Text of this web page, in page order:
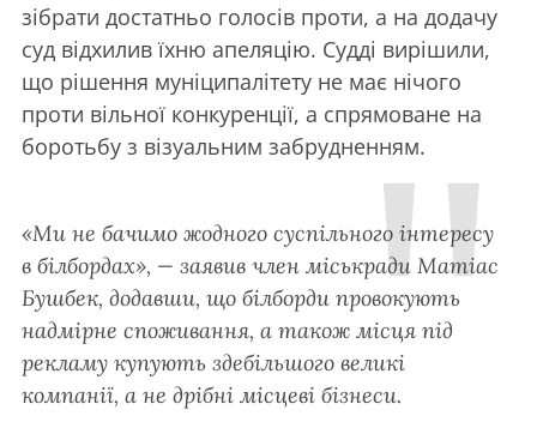
зібрати достатньо голосів проти, а на додачу
суд відхилив їхню апеляцію. Судді вирішили,
що рішення муніципалітету не має нічого
проти вільної конкуренції, а спрямоване на
боротьбу з візуальним забрудненням.
«Ми не бачимо жодного суспільного інтересу
в білбордах», — заявив член міськради Матіас
Бушбек, додавши, що білборди провокують
надмірне споживання, а також місця під
рекламу купують здебільшого великі
компанії, а не дрібні місцеві бізнеси.